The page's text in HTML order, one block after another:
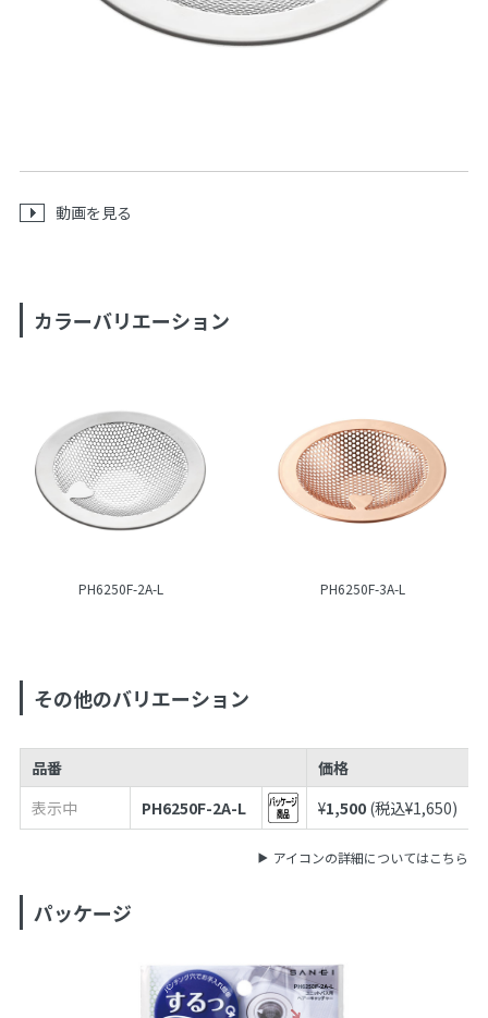
動画を見る
カラーバリエーション
PH6250F-2A-L PH6250F-3A-L
その他のバリエーション
品番 価格
表示中
PH6250F-2A-L ¥1,500 (税込¥1,650)
アイコンの詳細についてはこちら
パッケージ